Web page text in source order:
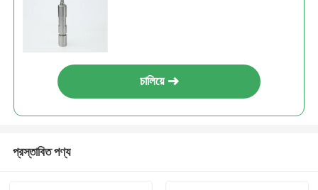
চালিয়ে
প্রস্তাবিত পণ্য